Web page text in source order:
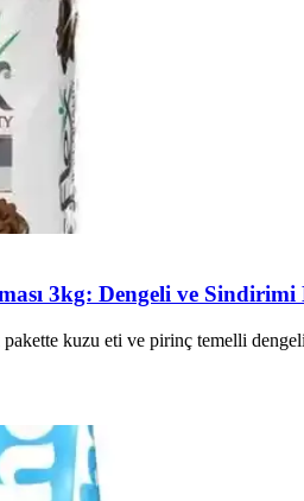
3kg: Dengeli ve
kuzu eti ve pirinç temelli